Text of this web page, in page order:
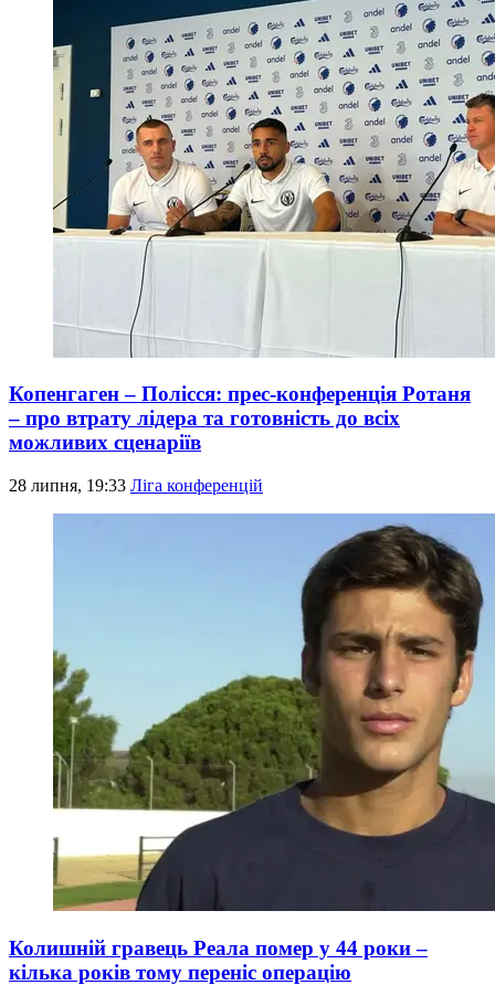
Копенгаген – Полісся: прес-конференція Ротаня
– про втрату лідера та готовність до всіх
можливих сценаріїв
28 липня, 19:33 Ліга конференцій
Колишній гравець Реала помер у 44 роки –
кілька років тому переніс операцію